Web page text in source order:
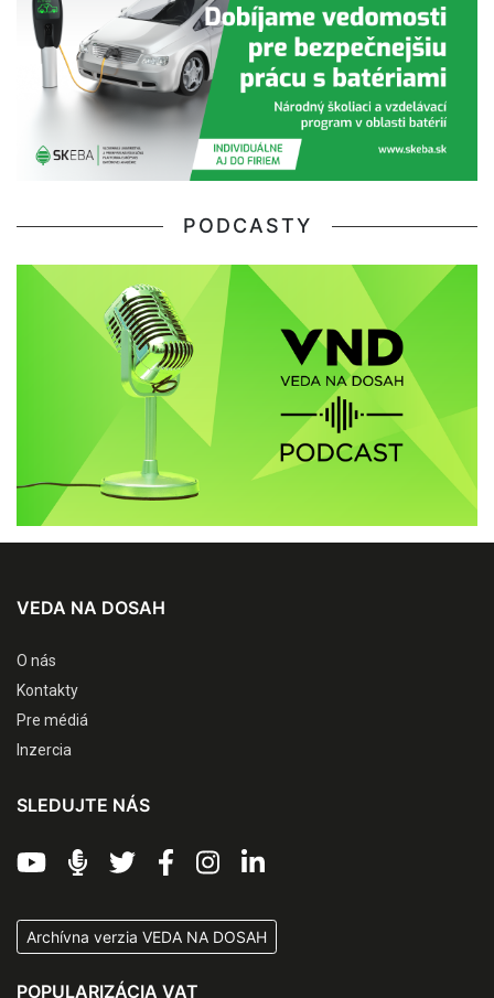
PODCASTY
VEDA NA DOSAH
O nás
Kontakty
Pre médiá
Inzercia
SLEDUJTE NÁS
Archívna verzia VEDA NA DOSAH
POPULARIZÁCIA VAT